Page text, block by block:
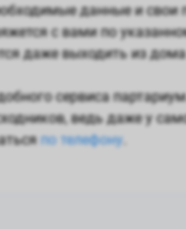
данные и свои
с вами по
даже выходить из
сервиса
ведь даже у
по телефону